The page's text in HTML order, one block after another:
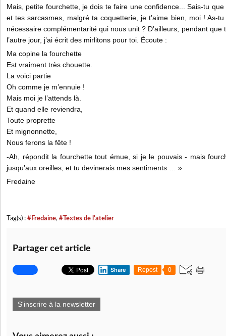
Mais, petite fourchette, je dois te faire une confidence... Sais-tu
et tes sarcasmes, malgré ta coquetterie, je t’aime bien, moi ! As-
nécessaire complémentarité qui nous unit ? D’ailleurs, pendant
l’autre jour, j’ai écrit des mirlitons pour toi. Écoute :
Ma copine la fourchette
Est vraiment très chouette.
La voici partie
Oh comme je m’ennuie !
Mais moi je l’attends là.
Et quand elle reviendra,
Toute proprette
Et mignonnette,
Nous ferons la fête !
-Ah, répondit la fourchette tout émue, si je le pouvais - mais
jusqu’aux oreilles, et tu devinerais mes sentiments … »
Fredaine
Tag(s) : #Fredaine, #Textes de l'atelier
Partager cet article
Share Repost 0
S'inscrire à la newsletter